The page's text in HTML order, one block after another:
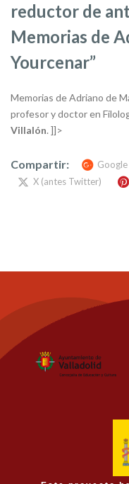
reductor de
Memorias de
Yourcenar”
Memorias de Adriano de
profesor y doctor en
Villalón. ]]>
Compartir: Google
X (antes Twitter)